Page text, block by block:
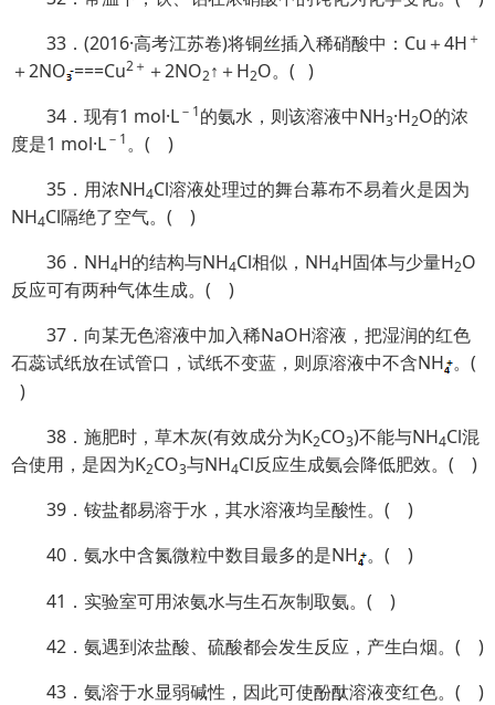
33．(2016·高考江苏卷)将铜丝插入稀硝酸中：Cu＋4H ＋
＋2NO ===Cu2＋ ＋2NO2↑＋H2O。( )
34．现有1 mol·L－1的氨水，则该溶液中NH3·H2O的浓
度是1 mol·L－1。( )
35．用浓NH4Cl溶液处理过的舞台幕布不易着火是因为
NH4Cl隔绝了空气。( )
36．NH4H的结构与NH4Cl相似，NH4H固体与少量H2O
反应可有两种气体生成。( )
37．向某无色溶液中加入稀NaOH溶液，把湿润的红色
石蕊试纸放在试管口，试纸不变蓝，则原溶液中不含NH 。(
)
38．施肥时，草木灰(有效成分为K2CO3)不能与NH4Cl混
合使用，是因为K2CO3与NH4Cl反应生成氨会降低肥效。( )
39．铵盐都易溶于水，其水溶液均呈酸性。( )
40．氨水中含氮微粒中数目最多的是NH 。( )
41．实验室可用浓氨水与生石灰制取氨。( )
42．氨遇到浓盐酸、硫酸都会发生反应，产生白烟。( )
43．氨溶于水显弱碱性，因此可使酚酞溶液变红色。( )